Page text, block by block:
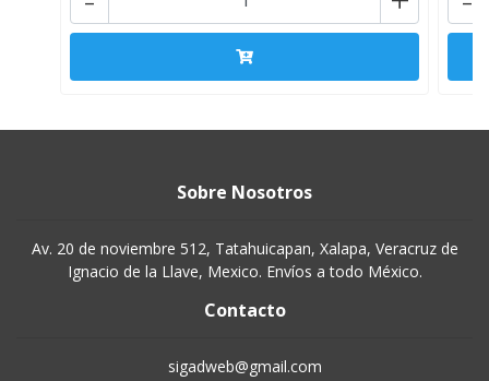
Sobre Nosotros
Av. 20 de noviembre 512, Tatahuicapan, Xalapa, Veracruz de
Ignacio de la Llave, Mexico. Envíos a todo México.
Contacto
sigadweb@gmail.com